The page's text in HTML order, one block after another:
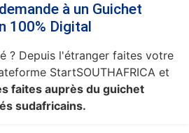
à un Guichet
100% Digital
? Depuis l'étranger faites votre
StartSOUTHAFRICA et
faites auprès du guichet
sudafricains.